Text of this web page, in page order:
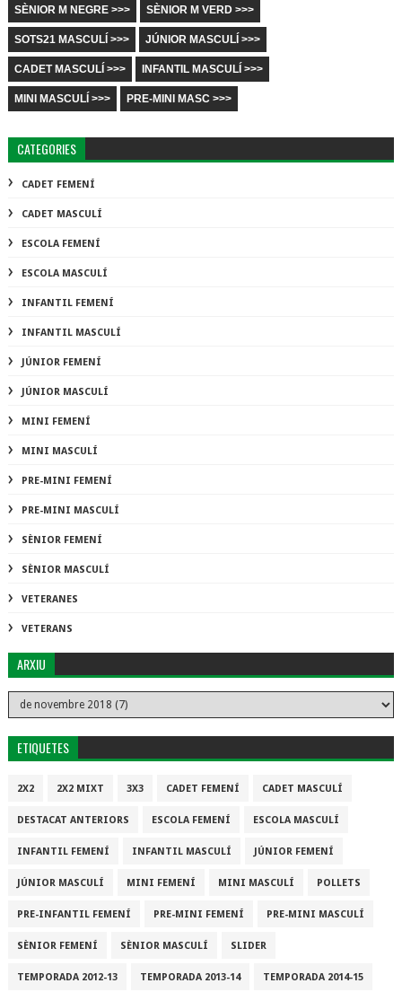
SÈNIOR M NEGRE >>> SÈNIOR M VERD >>>
SOTS21 MASCULÍ >>> JÚNIOR MASCULÍ >>>
CADET MASCULÍ >>> INFANTIL MASCULÍ >>>
MINI MASCULÍ >>> PRE-MINI MASC >>>
CATEGORIES
CADET FEMENÍ
CADET MASCULÍ
ESCOLA FEMENÍ
ESCOLA MASCULÍ
INFANTIL FEMENÍ
INFANTIL MASCULÍ
JÚNIOR FEMENÍ
JÚNIOR MASCULÍ
MINI FEMENÍ
MINI MASCULÍ
PRE-MINI FEMENÍ
PRE-MINI MASCULÍ
SÈNIOR FEMENÍ
SÈNIOR MASCULÍ
VETERANES
VETERANS
ARXIU
ETIQUETES
2X2 2X2 MIXT 3X3 CADET FEMENÍ CADET MASCULÍ
DESTACAT ANTERIORS ESCOLA FEMENÍ ESCOLA MASCULÍ
INFANTIL FEMENÍ INFANTIL MASCULÍ JÚNIOR FEMENÍ
JÚNIOR MASCULÍ MINI FEMENÍ MINI MASCULÍ POLLETS
PRE-INFANTIL FEMENÍ PRE-MINI FEMENÍ PRE-MINI MASCULÍ
SÈNIOR FEMENÍ SÈNIOR MASCULÍ SLIDER
TEMPORADA 2012-13 TEMPORADA 2013-14 TEMPORADA 2014-15